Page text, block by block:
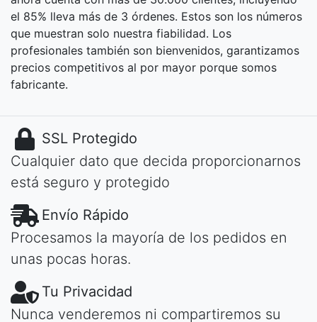
el 85% lleva más de 3 órdenes. Estos son los números
que muestran solo nuestra fiabilidad. Los
profesionales también son bienvenidos, garantizamos
precios competitivos al por mayor porque somos
fabricante.
SSL Protegido
Cualquier dato que decida proporcionarnos
está seguro y protegido
Envío Rápido
Procesamos la mayoría de los pedidos en
unas pocas horas.
Tu Privacidad
Nunca venderemos ni compartiremos su